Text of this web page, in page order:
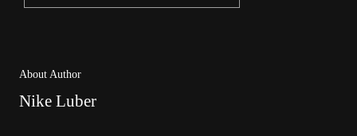
About Author
Nike Luber